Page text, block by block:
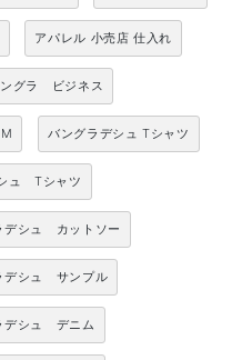
アパレル 小売店 仕入れ
グラ ビジネス
バングラデシュ Tシャツ
ュ Tシャツ
デシュ カットソー
デシュ サンプル
デシュ デニム